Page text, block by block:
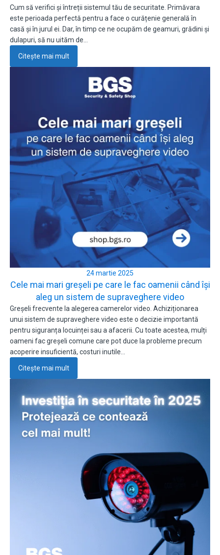
Cum să verifici și întreții sistemul tău de securitate. Primăvara
este perioada perfectă pentru a face o curățenie generală în
casă și în jurul ei. Dar, în timp ce ne ocupăm de geamuri, grădini și
dulapuri, să nu uităm de…
Citește mai mult
24 martie 2025
Cele mai mari greșeli pe care le fac oamenii când își
aleg un sistem de supraveghere video
Greșeli frecvente la alegerea camerelor video. Achiziționarea
unui sistem de supraveghere video este o decizie importantă
pentru siguranța locuinței sau a afacerii. Cu toate acestea, mulți
oameni fac greșeli comune care pot duce la probleme precum
acoperire insuficientă, costuri inutile…
Citește mai mult